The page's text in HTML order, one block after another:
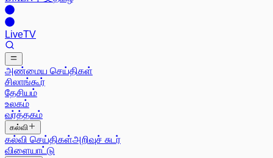
LiveTV
அண்மைய செய்திகள்
சிலாங்கூர்
தேசியம்
உலகம்
வர்த்தகம்
கல்வி
கல்வி செய்திகள்அறிவுச் சுடர்
விளையாட்டு